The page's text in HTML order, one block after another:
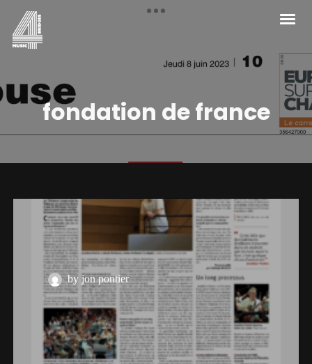
fondation de france
by jon pontier